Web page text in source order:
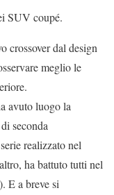
SUV coupé.
crossover dal design
meglio le
avuto luogo la
seconda
realizzato nel
ha battuto tutti nel
E a breve si